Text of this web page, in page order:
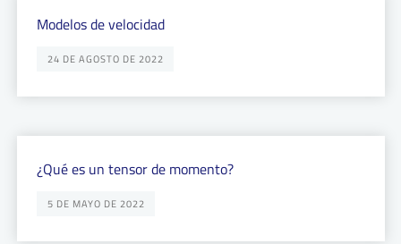
Modelos de velocidad
24 DE AGOSTO DE 2022
¿Qué es un tensor de momento?
5 DE MAYO DE 2022